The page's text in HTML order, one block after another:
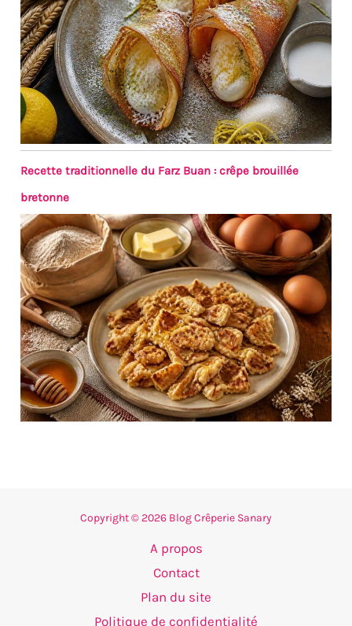
Recette traditionnelle du Farz Buan : crêpe brouillée
bretonne
Copyright © 2026 Blog Crêperie Sanary
A propos
Contact
Plan du site
Politique de confidentialité